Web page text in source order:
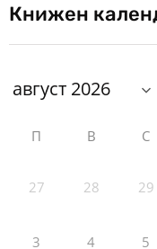
Книжен
П В С
27 28 29
3 4 5